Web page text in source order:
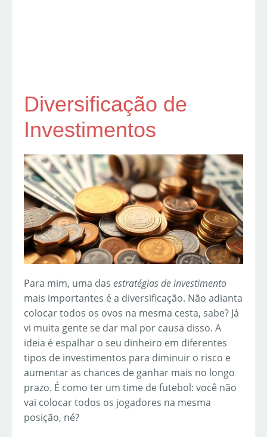
Diversificação de
Investimentos
Para mim, uma das estratégias de investimento
mais importantes é a diversificação. Não adianta
colocar todos os ovos na mesma cesta, sabe? Já
vi muita gente se dar mal por causa disso. A
ideia é espalhar o seu dinheiro em diferentes
tipos de investimentos para diminuir o risco e
aumentar as chances de ganhar mais no longo
prazo. É como ter um time de futebol: você não
vai colocar todos os jogadores na mesma
posição, né?